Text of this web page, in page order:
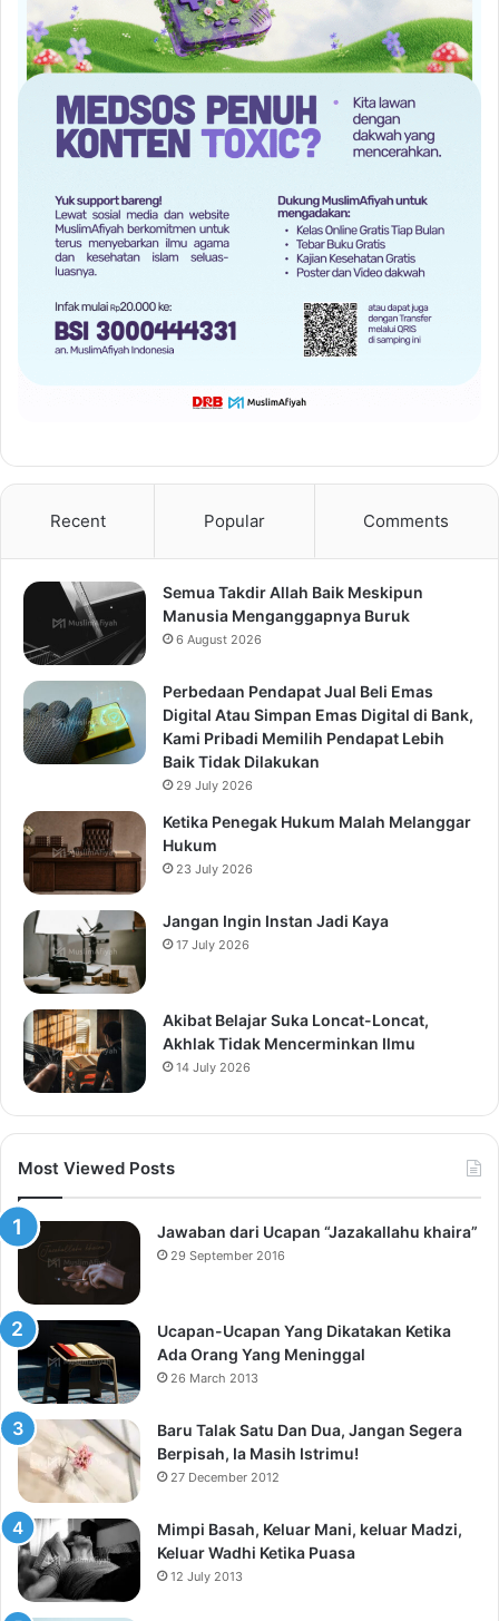
Recent Popular Comments
Semua Takdir Allah Baik Meskipun
Manusia Menganggapnya Buruk
6 August 2026
Perbedaan Pendapat Jual Beli Emas
Digital Atau Simpan Emas Digital di Bank,
Kami Pribadi Memilih Pendapat Lebih
Baik Tidak Dilakukan
29 July 2026
Ketika Penegak Hukum Malah Melanggar
Hukum
23 July 2026
Jangan Ingin Instan Jadi Kaya
17 July 2026
Akibat Belajar Suka Loncat-Loncat,
Akhlak Tidak Mencerminkan Ilmu
14 July 2026
Most Viewed Posts
Jawaban dari Ucapan “Jazakallahu khaira”
29 September 2016
Ucapan-Ucapan Yang Dikatakan Ketika
Ada Orang Yang Meninggal
26 March 2013
Baru Talak Satu Dan Dua, Jangan Segera
Berpisah, Ia Masih Istrimu!
27 December 2012
Mimpi Basah, Keluar Mani, keluar Madzi,
Keluar Wadhi Ketika Puasa
12 July 2013